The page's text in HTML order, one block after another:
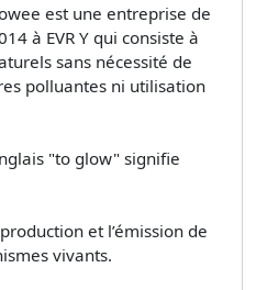
est une entreprise de
à EVR Y qui consiste à
sans nécessité de
polluantes ni utilisation
"to glow" signifie
et l’émission de
vivants.